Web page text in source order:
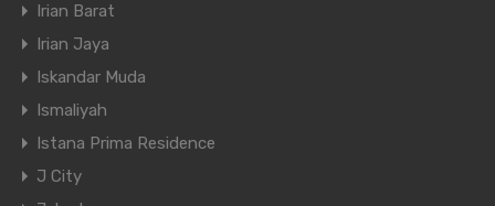
Irian Barat
Irian Jaya
Iskandar Muda
Ismaliyah
Istana Prima Residence
J City